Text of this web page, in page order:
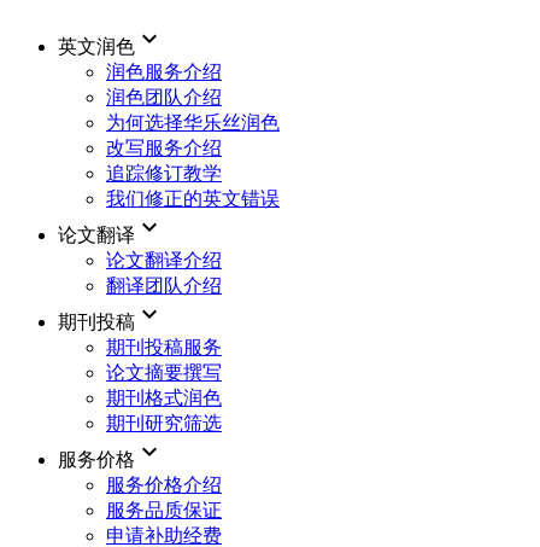
英文润色 keyboard_arrow_down
润色服务介绍
润色团队介绍
为何选择华乐丝润色
改写服务介绍
追踪修订教学
我们修正的英文错误
论文翻译 keyboard_arrow_down
论文翻译介绍
翻译团队介绍
期刊投稿 keyboard_arrow_down
期刊投稿服务
论文摘要撰写
期刊格式润色
期刊研究筛选
服务价格 keyboard_arrow_down
服务价格介绍
服务品质保证
申请补助经费